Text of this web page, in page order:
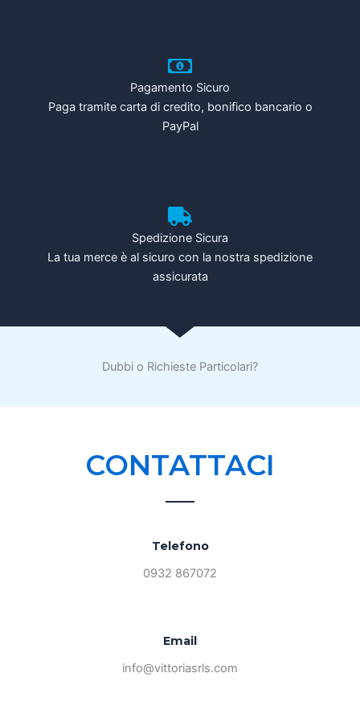
Pagamento Sicuro
Paga tramite carta di credito, bonifico bancario o
PayPal
Spedizione Sicura
La tua merce è al sicuro con la nostra spedizione
assicurata
Dubbi o Richieste Particolari?
CONTATTACI
Telefono
0932 867072
Email
info@vittoriasrls.com